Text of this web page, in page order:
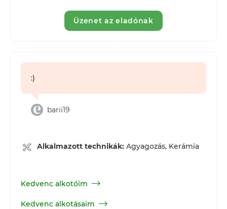
Üzenet az eladónak
:)
barii19
Alkalmazott technikák: Agyagozás, Kerámia
Kedvenc alkotóim
Kedvenc alkotásaim